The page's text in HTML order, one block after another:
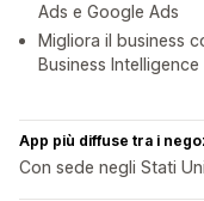
Ads e Google Ads
Migliora il business
Business Intelligence
App più diffuse tra i
Con sede negli Stati